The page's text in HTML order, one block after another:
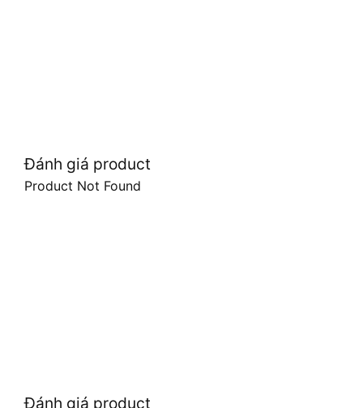
Đánh giá product
Product Not Found
Đánh giá product